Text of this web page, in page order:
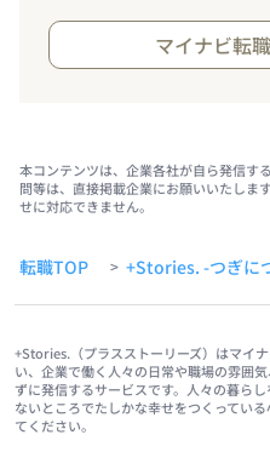
マイナビ転
本コンテンツは、企業各社が自ら発信す
問等は、直接掲載企業にお願いいたしま
せに対応できません。
転職TOP > +Stories. -つぎに
+Stories.（プラスストーリーズ）はマイ
い、企業で働く人々の日常や職場の雰囲
ずに発信するサービスです。人々の暮ら
ないところでたしかな幸せをつくってい
てください。